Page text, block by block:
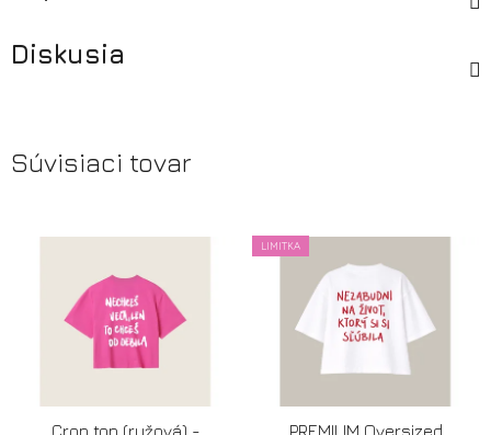
Diskusia
Súvisiaci tovar
Crop top (ružová) -
LIMITKA
PREMIUM Oversized